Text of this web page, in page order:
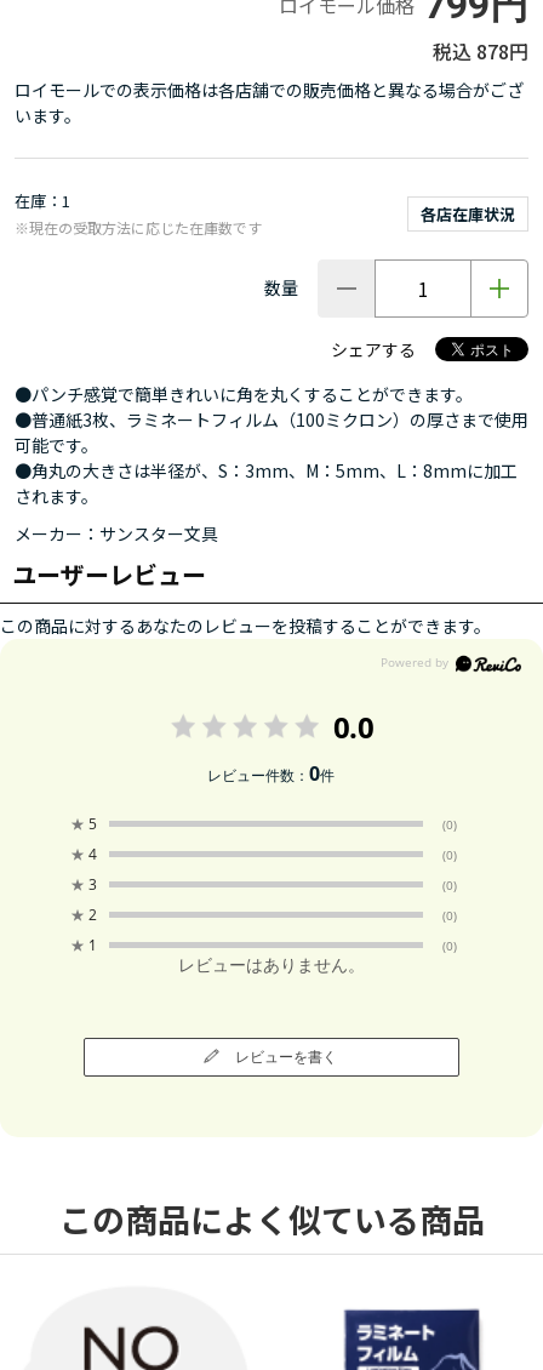
878円
ロイモールでの表示価格は各店舗での販売価格と異なる場合がござ
います。
在庫 1
各店在庫状況
※現在の受取方法に応じた在庫数です
数量
シェアする
●パンチ感覚で簡単きれいに角を丸くすることができます。
●普通紙3枚、ラミネートフィルム（100ミクロン）の厚さまで使用
可能です。
●角丸の大きさは半径が、S：3mm、M：5mm、L：8mmに加工
されます。
メーカー：サンスター文具
ユーザーレビュー
この商品に対するあなたのレビューを投稿することができます。
0.0
レビュー件数：0件
★ 5 (0)
★ 4 (0)
★ 3 (0)
★ 2 (0)
★ 1 (0)
レビューはありません。
レビューを書く
この商品によく似ている商品